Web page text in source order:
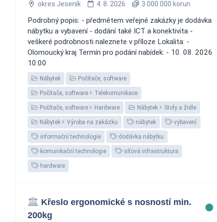
okres Jeseník 4. 8. 2026 3 000 000 korun
Podrobný popis: - předmětem veřejné zakázky je dodávka
nábytku a vybavení - dodání také ICT a konektivita -
veškeré podrobnosti naleznete v příloze Lokalita: -
Olomoucký kraj Termín pro podání nabídek: - 10. 08. 2026
10:00
Nábytek Počítače, software
Počítače, software Telekomunikace
Počítače, software Hardware Nábytek Stoly a židle
Nábytek Výroba na zakázku nábytek vybavení
informační technologie dodávka nábytku
komunikační technologie síťová infrastruktura
hardware
Křeslo ergonomické s nosností min.
200kg